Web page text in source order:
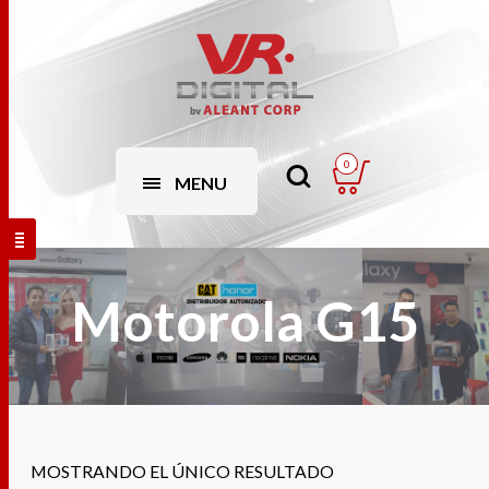
MENU
0
Motorola G15
MOSTRANDO EL ÚNICO RESULTADO